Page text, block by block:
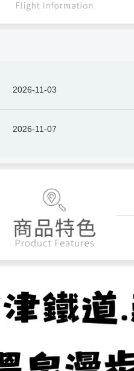
2026-11-03
2026-11-07